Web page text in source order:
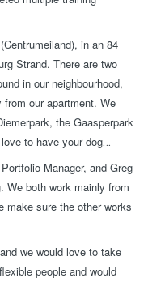
in an 84
Strand. There are two
in our neighbourhood,
our apartment. We
the Gaasperpark
to have your dog
Manager, and Greg
We both work mainly from
make sure the other works
we would love to take
people and would